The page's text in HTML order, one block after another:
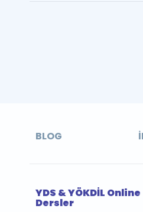
BLOG
YDS & YÖKDİL Online
Dersler